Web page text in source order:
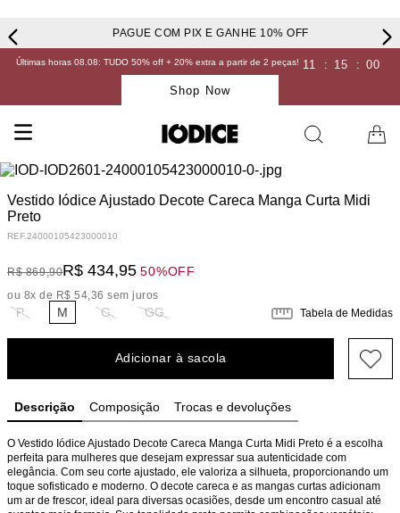
PAGUE COM PIX E GANHE 10% OFF
Últimas horas 08.08: TUDO 50% off + 20% extra a partir de 2 peças! 11 : 15 : 00
Shop Now
Vestido Iódice Ajustado Decote Careca Manga Curta Midi
Preto
REF.24000105423000010
R$ 869,90R$ 434,95 50%OFF
ou 8x de R$ 54,36 sem juros
P M G GG Tabela de Medidas
Adicionar à sacola
Descrição Composição Trocas e devoluções
O Vestido Iódice Ajustado Decote Careca Manga Curta Midi Preto é a escolha
perfeita para mulheres que desejam expressar sua autenticidade com
elegância. Com seu corte ajustado, ele valoriza a silhueta, proporcionando um
toque sofisticado e moderno. O decote careca e as mangas curtas adicionam
um ar de frescor, ideal para diversas ocasiões, desde um encontro casual até